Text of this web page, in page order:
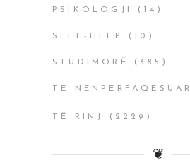
PSIKOLOGJI (14)
SELF-HELP (10)
STUDIMORË (385)
TË NËNPËRFAQËSUAR
TË RINJ (2229)
❦